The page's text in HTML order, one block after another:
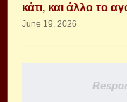
κάτι, και άλλο το
June 19, 2026